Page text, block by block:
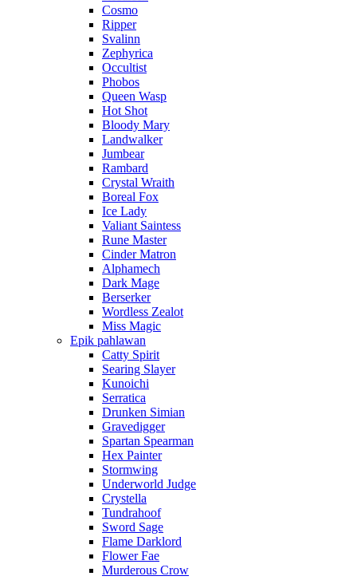
Cosmo
Ripper
Svalinn
Zephyrica
Occultist
Phobos
Queen Wasp
Hot Shot
Bloody Mary
Landwalker
Jumbear
Rambard
Crystal Wraith
Boreal Fox
Ice Lady
Valiant Saintess
Rune Master
Cinder Matron
Alphamech
Dark Mage
Berserker
Wordless Zealot
Miss Magic
Epik pahlawan
Catty Spirit
Searing Slayer
Kunoichi
Serratica
Drunken Simian
Gravedigger
Spartan Spearman
Hex Painter
Stormwing
Underworld Judge
Crystella
Tundrahoof
Sword Sage
Flame Darklord
Flower Fae
Murderous Crow